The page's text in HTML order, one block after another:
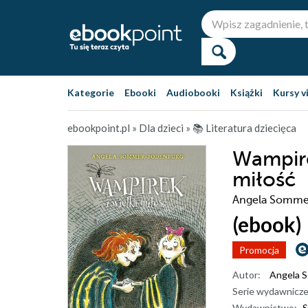
Kategorie Ebooki Audiobooki Książki Kursy
ebookpoint.pl » Dla dzieci » 📚 Literatura dziecięca
miłość
Angela
(ebook)
Promocja
Autor:
Angela
Serie